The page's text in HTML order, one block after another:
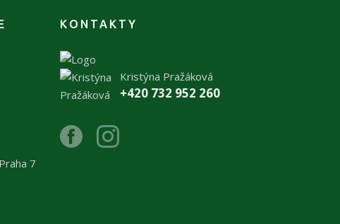
7
KONTAKTY
Kristýna Pražáková
+420 732 952 260